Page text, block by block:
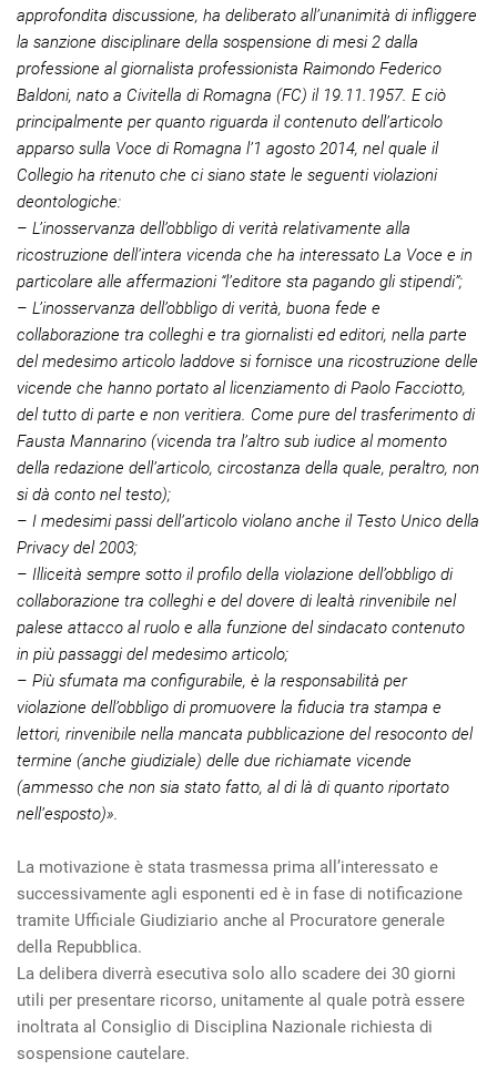
approfondita discussione, ha deliberato all’unanimità di infliggere
la sanzione disciplinare della sospensione di mesi 2 dalla
professione al giornalista professionista Raimondo Federico
Baldoni, nato a Civitella di Romagna (FC) il 19.11.1957. E ciò
principalmente per quanto riguarda il contenuto dell’articolo
apparso sulla Voce di Romagna l’1 agosto 2014, nel quale il
Collegio ha ritenuto che ci siano state le seguenti violazioni
deontologiche:
– L’inosservanza dell’obbligo di verità relativamente alla
ricostruzione dell’intera vicenda che ha interessato La Voce e in
particolare alle affermazioni “l’editore sta pagando gli stipendi”;
– L’inosservanza dell’obbligo di verità, buona fede e
collaborazione tra colleghi e tra giornalisti ed editori, nella parte
del medesimo articolo laddove si fornisce una ricostruzione delle
vicende che hanno portato al licenziamento di Paolo Facciotto,
del tutto di parte e non veritiera. Come pure del trasferimento di
Fausta Mannarino (vicenda tra l’altro sub iudice al momento
della redazione dell’articolo, circostanza della quale, peraltro, non
si dà conto nel testo);
– I medesimi passi dell’articolo violano anche il Testo Unico della
Privacy del 2003;
– Illiceità sempre sotto il profilo della violazione dell’obbligo di
collaborazione tra colleghi e del dovere di lealtà rinvenibile nel
palese attacco al ruolo e alla funzione del sindacato contenuto
in più passaggi del medesimo articolo;
– Più sfumata ma configurabile, è la responsabilità per
violazione dell’obbligo di promuovere la fiducia tra stampa e
lettori, rinvenibile nella mancata pubblicazione del resoconto del
termine (anche giudiziale) delle due richiamate vicende
(ammesso che non sia stato fatto, al di là di quanto riportato
nell’esposto)».
La motivazione è stata trasmessa prima all’interessato e
successivamente agli esponenti ed è in fase di notificazione
tramite Ufficiale Giudiziario anche al Procuratore generale
della Repubblica.
La delibera diverrà esecutiva solo allo scadere dei 30 giorni
utili per presentare ricorso, unitamente al quale potrà essere
inoltrata al Consiglio di Disciplina Nazionale richiesta di
sospensione cautelare.